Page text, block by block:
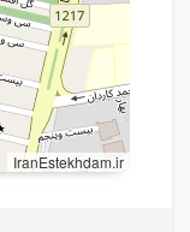
IranEstekhdam.ir